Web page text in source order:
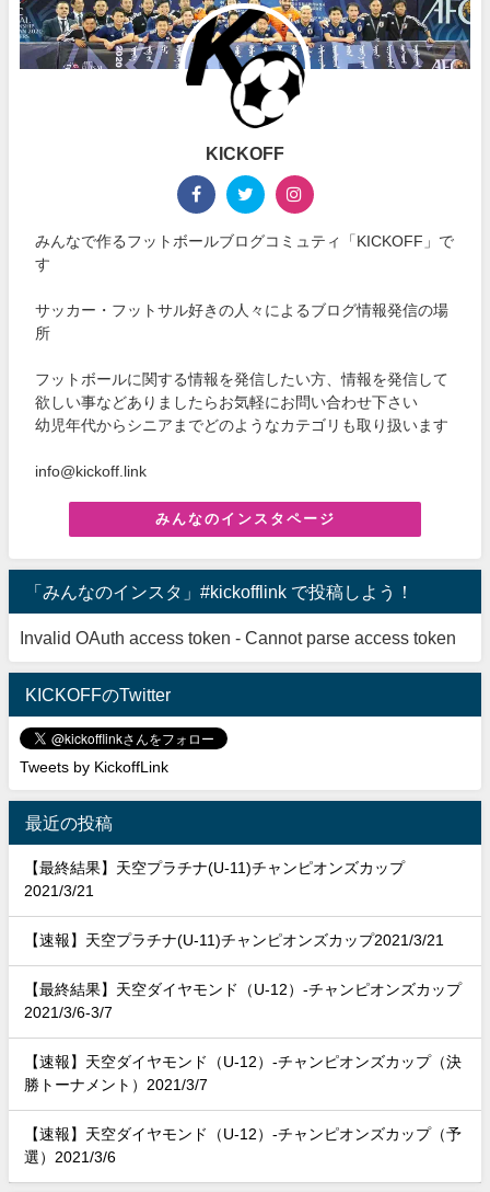
KICKOFF
みんなで作るフットボールブログコミュティ「KICKOFF」で
す
サッカー・フットサル好きの人々によるブログ情報発信の場
所
フットボールに関する情報を発信したい方、情報を発信して
欲しい事などありましたらお気軽にお問い合わせ下さい
幼児年代からシニアまでどのようなカテゴリも取り扱います
info@kickoff.link
みんなのインスタページ
「みんなのインスタ」#kickofflink で投稿しよう！
Invalid OAuth access token - Cannot parse access token
KICKOFFのTwitter
Tweets by KickoffLink
最近の投稿
【最終結果】天空プラチナ(U-11)チャンピオンズカップ
2021/3/21
【速報】天空プラチナ(U-11)チャンピオンズカップ2021/3/21
【最終結果】天空ダイヤモンド（U-12）-チャンピオンズカップ
2021/3/6-3/7
【速報】天空ダイヤモンド（U-12）-チャンピオンズカップ（決
勝トーナメント）2021/3/7
【速報】天空ダイヤモンド（U-12）-チャンピオンズカップ（予
選）2021/3/6